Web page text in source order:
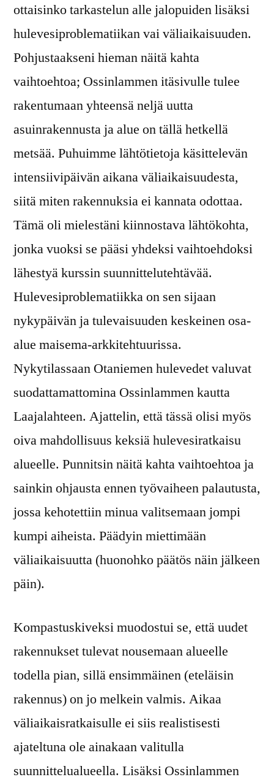
ottaisinko tarkastelun alle jalopuiden lisäksi
hulevesiproblematiikan vai väliaikaisuuden.
Pohjustaakseni hieman näitä kahta
vaihtoehtoa; Ossinlammen itäsivulle tulee
rakentumaan yhteensä neljä uutta
asuinrakennusta ja alue on tällä hetkellä
metsää. Puhuimme lähtötietoja käsittelevän
intensiivipäivän aikana väliaikaisuudesta,
siitä miten rakennuksia ei kannata odottaa.
Tämä oli mielestäni kiinnostava lähtökohta,
jonka vuoksi se pääsi yhdeksi vaihtoehdoksi
lähestyä kurssin suunnittelutehtävää.
Hulevesiproblematiikka on sen sijaan
nykypäivän ja tulevaisuuden keskeinen osa-
alue maisema-arkkitehtuurissa.
Nykytilassaan Otaniemen hulevedet valuvat
suodattamattomina Ossinlammen kautta
Laajalahteen. Ajattelin, että tässä olisi myös
oiva mahdollisuus keksiä hulevesiratkaisu
alueelle. Punnitsin näitä kahta vaihtoehtoa ja
sainkin ohjausta ennen työvaiheen palautusta,
jossa kehotettiin minua valitsemaan jompi
kumpi aiheista. Päädyin miettimään
väliaikaisuutta (huonohko päätös näin jälkeen
päin).
Kompastuskiveksi muodostui se, että uudet
rakennukset tulevat nousemaan alueelle
todella pian, sillä ensimmäinen (eteläisin
rakennus) on jo melkein valmis. Aikaa
väliaikaisratkaisulle ei siis realistisesti
ajateltuna ole ainakaan valitulla
suunnittelualueella. Lisäksi Ossinlammen